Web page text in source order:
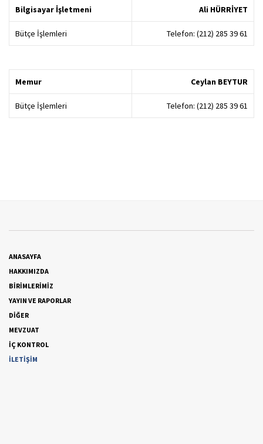
Bilgisayar İşletmeni Ali HÜRRİYET
Bütçe İşlemleri Telefon: (212) 285 39 61
Memur Ceylan BEYTUR
Bütçe İşlemleri Telefon: (212) 285 39 61
ANASAYFA
HAKKIMIZDA
BİRİMLERİMİZ
YAYIN VE RAPORLAR
DİĞER
MEVZUAT
İÇ KONTROL
İLETİŞİM